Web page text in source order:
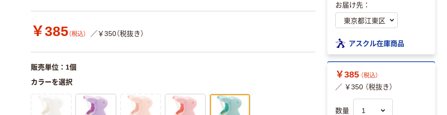
￥385 （税込） ／￥350（税抜き）
販売単位：1個
カラーを選択
お届け先：
アスクル在庫商品
￥385 （税込）
／ ￥350 （税抜き）
数量